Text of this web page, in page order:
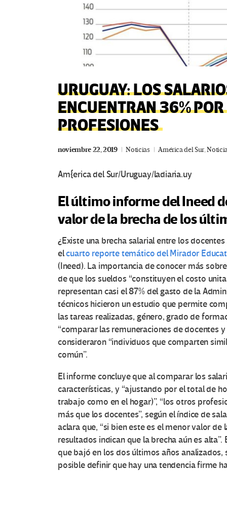
URUGUAY: LOS
ENCUENTRAN 36% POR
PROFESIONES
noviembre 22, 2019 Noticias América del Sur,
Am{erica del Sur/Uruguay/ladiaria.uy
El último informe del Ineed
valor de la brecha de los
¿Existe una brecha salarial entre los
elcuarto reporte temático del Mirador
(Ineed). La importancia de conocer más
de que los sueldos “constituyen el costo
representan casi el 87% del gasto de la
técnicos hicieron un estudio que permite
las tareas realizadas, género, grado de
“comparar las remuneraciones de docentes
consideraron “individuos que comparten
común”.
El informe concluye que al comparar los
características, y “ajustando por el total de
trabajo como en el hogar)”, “los otros
más que los docentes”, según el índice de
aclara que, “si bien este es el menor valor
resultados indican que la brecha aún es
que bajó en los dos últimos años
posible definir que hay una tendencia firme